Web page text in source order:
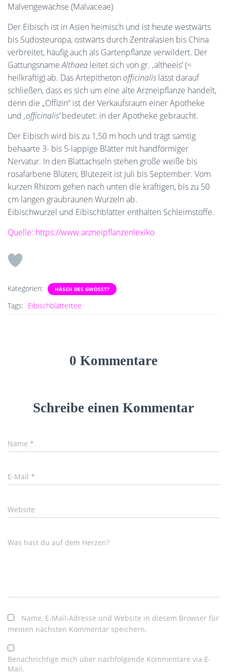
Malvengewächse (Malvaceae)
Der Eibisch ist in Asien heimisch und ist heute westwärts
bis Südosteuropa, ostwärts durch Zentralasien bis China
verbreitet, häufig auch als Gartenpflanze verwildert. Der
GattungsnameAlthaea leitet sich von gr. ‚altheeis’ (=
heilkräftig) ab. Das Artepitheton officinalislässt darauf
schließen, dass es sich um eine alte Arzneipflanze handelt,
denn die „Offizin“ ist der Verkaufsraum einer Apotheke
und ‚officinalis’bedeutet: in der Apotheke gebraucht.
Der Eibisch wird bis zu 1,50 m hoch und trägt samtig
behaarte 3- bis 5-lappige Blätter mit handförmiger
Nervatur. In den Blattachseln stehen große weiße bis
rosafarbene Blüten; Blütezeit ist Juli bis September. Vom
kurzen Rhizom gehen nach unten die kräftigen, bis zu 50
cm langen graubraunen Wurzeln ab.
Eibischwurzel und Eibischblätter enthalten Schleimstoffe.
Quelle: https://www.arzneipflanzenlexiko
Kategorien: HÄSCH DES GWÖSST?
Tags: Eibischblättertee
0 Kommentare
Schreibe einen Kommentar
Name *
E-Mail *
Website
Was hast du auf dem Herzen?
Name, E-Mail-Adresse und Website in diesem Browser für
meinen nächsten Kommentar speichern.
Benachrichtige mich über nachfolgende Kommentare via E-
Mail.